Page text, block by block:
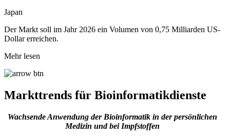
Japan
Der Markt soll im Jahr 2026 ein Volumen von 0,75 Milliarden US-
Dollar erreichen.
Mehr lesen
Markttrends für Bioinformatikdienste
Wachsende Anwendung der Bioinformatik in der persönlichen
Medizin und bei Impfstoffen